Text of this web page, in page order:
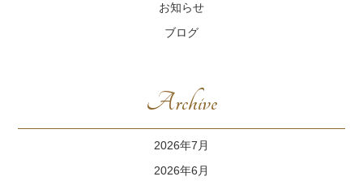
お知らせ
ブログ
Archive
2026年7月
2026年6月